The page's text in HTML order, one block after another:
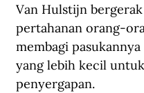
Van Hulstijn
pertahanan orang-
membagi
yang lebih kecil
penyergapan.